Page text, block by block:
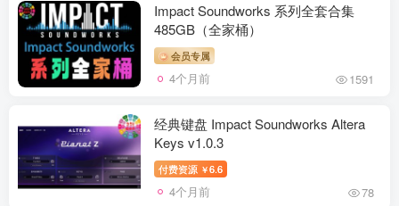
Impact Soundworks 系列全套合集
485GB（全家桶）
会员专属
4个月前 1591
经典键盘 Impact Soundworks Altera
Keys v1.0.3
付费资源 ￥6.6
4个月前 78